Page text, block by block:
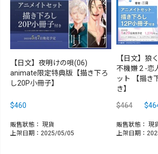
【日文】夜明けの唄(06)
animate限定特典版【描き下ろ
し20P小冊子】
$460
販售狀態： 現貨
上架日期：2025/05/05
【日文】狼
不機嫌 2 -恋
ット 【描き
き】
$464
販售狀態： 現
上架日期：